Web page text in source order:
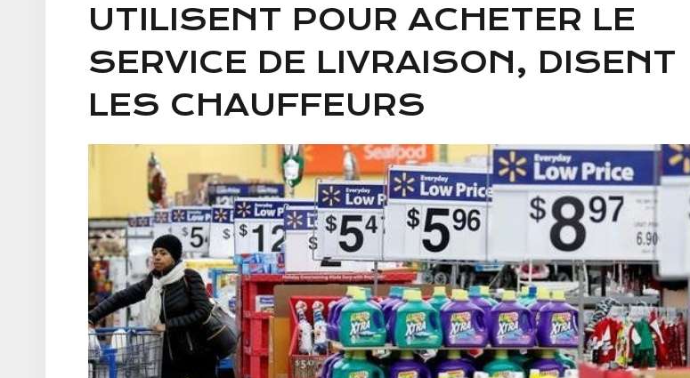
UTILISENT POUR ACHETER LE
SERVICE DE LIVRAISON, DISENT
LES CHAUFFEURS